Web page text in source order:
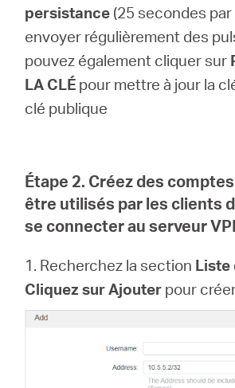
persistance (25 secondes
envoyer régulièrement des
pouvez également cliquer sur
LA CLÉ pour mettre à jour la
clé publique
Étape 2. Créez des
être utilisés par les clients
se connecter au serveur
1. Recherchez lasection Liste
Cliquez surAjouter pour